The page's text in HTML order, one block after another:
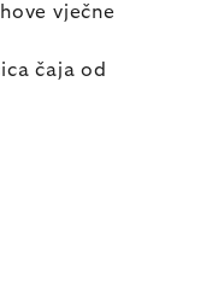
vječne
čaja od